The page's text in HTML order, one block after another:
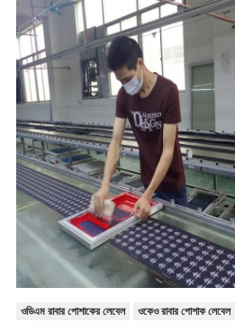
ওডিএম রাবার পোশাকের লেবেল ওকেও রাবার পোশাক লেবেল